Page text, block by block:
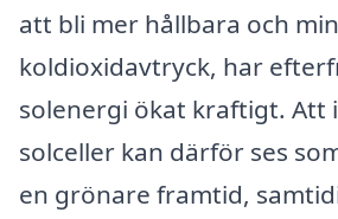
att bli mer hållbara och
koldioxidavtryck, har
solenergi ökat kraftigt. Att
solceller kan därför ses
en grönare framtid,